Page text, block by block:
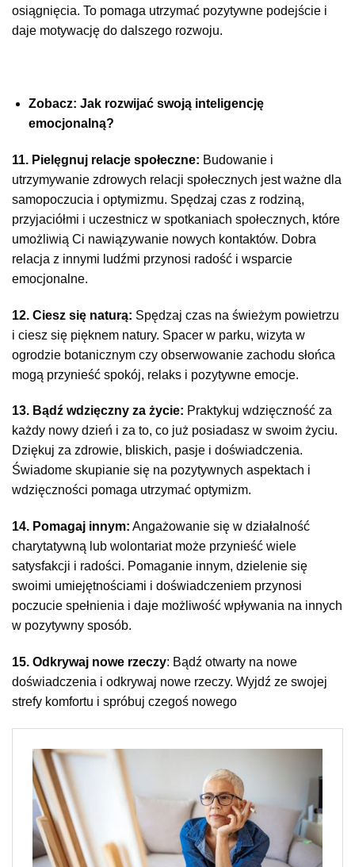
osiągnięcia. To pomaga utrzymać pozytywne podejście i
daje motywację do dalszego rozwoju.
Zobacz: Jak rozwijać swoją inteligencję
emocjonalną?
11. Pielęgnuj relacje społeczne: Budowanie i
utrzymywanie zdrowych relacji społecznych jest ważne dla
samopoczucia i optymizmu. Spędzaj czas z rodziną,
przyjaciółmi i uczestnicz w spotkaniach społecznych, które
umożliwią Ci nawiązywanie nowych kontaktów. Dobra
relacja z innymi ludźmi przynosi radość i wsparcie
emocjonalne.
12. Ciesz się naturą: Spędzaj czas na świeżym powietrzu
i ciesz się pięknem natury. Spacer w parku, wizyta w
ogrodzie botanicznym czy obserwowanie zachodu słońca
mogą przynieść spokój, relaks i pozytywne emocje.
13. Bądź wdzięczny za życie: Praktykuj wdzięczność za
każdy nowy dzień i za to, co już posiadasz w swoim życiu.
Dziękuj za zdrowie, bliskich, pasje i doświadczenia.
Świadome skupianie się na pozytywnych aspektach i
wdzięczności pomaga utrzymać optymizm.
14. Pomagaj innym: Angażowanie się w działalność
charytatywną lub wolontariat może przynieść wiele
satysfakcji i radości. Pomaganie innym, dzielenie się
swoimi umiejętnościami i doświadczeniem przynosi
poczucie spełnienia i daje możliwość wpływania na innych
w pozytywny sposób.
15. Odkrywaj nowe rzeczy: Bądź otwarty na nowe
doświadczenia i odkrywaj nowe rzeczy. Wyjdź ze swojej
strefy komfortu i spróbuj czegoś nowego